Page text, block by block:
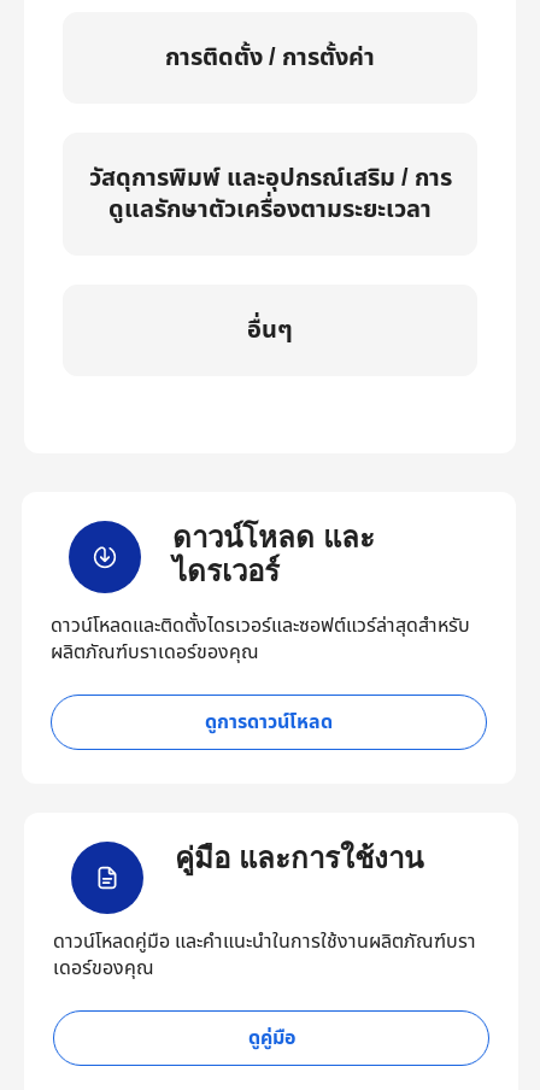
การติดตั้ง / การตั้งค่า
วัสดุการพิมพ์ และอุปกรณ์เสริม / การ
ดูแลรักษาตัวเครื่องตามระยะเวลา
อื่นๆ
ดาวน์โหลด และ
ไดรเวอร์
ดาวน์โหลดและติดตั้งไดรเวอร์และซอฟต์แวร์ล่าสุดสำหรับ
ผลิตภัณฑ์บราเดอร์ของคุณ
ดูการดาวน์โหลด
คู่มือ และการใช้งาน
ดาวน์โหลดคู่มือ และคำแนะนำในการใช้งานผลิตภัณฑ์บรา
เดอร์ของคุณ
ดูคู่มือ